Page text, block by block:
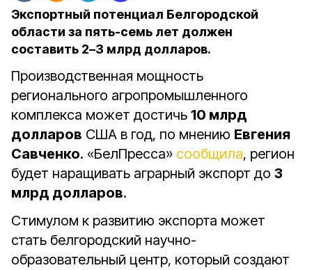
Экспортный потенциал Белгородской
области за пять-семь лет должен
составить 2–3 млрд долларов.
Производственная мощность
регионального агропромышленного
комплекса может достичь 10 млрд
долларов США в год, по мнению Евгения
Савченко. «БелПресса» сообщила, регион
будет наращивать аграрный экспорт до 3
млрд долларов.
Стимулом к развитию экспорта может
стать белгородский научно-
образовательный центр, который создают